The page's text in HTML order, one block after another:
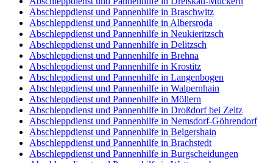
Abschleppdienst und Pannenhilfe in Braschwitz
Abschleppdienst und Pannenhilfe in Albersroda
Abschleppdienst und Pannenhilfe in Neukieritzsch
Abschleppdienst und Pannenhilfe in Delitzsch
Abschleppdienst und Pannenhilfe in Brehna
Abschleppdienst und Pannenhilfe in Krostitz
Abschleppdienst und Pannenhilfe in Langenbogen
Abschleppdienst und Pannenhilfe in Walpernhain
Abschleppdienst und Pannenhilfe in Möllern
Abschleppdienst und Pannenhilfe in Droßdorf bei Zeitz
Abschleppdienst und Pannenhilfe in Nemsdorf-Göhrendorf
Abschleppdienst und Pannenhilfe in Belgershain
Abschleppdienst und Pannenhilfe in Brachstedt
Abschleppdienst und Pannenhilfe in Burgscheidungen